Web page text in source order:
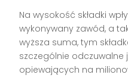
Na wysokość składki
wykonywany zawód, a
wyższa suma, tym
szczególnie odczuwalne
opiewających na